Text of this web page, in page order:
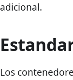
adicional.
Los